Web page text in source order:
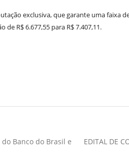
exclusiva, que garante uma faixa
de R$ 6.677,55 para R$ 7.407,11.
Banco do Brasil e
Próximo
EDITAL DE